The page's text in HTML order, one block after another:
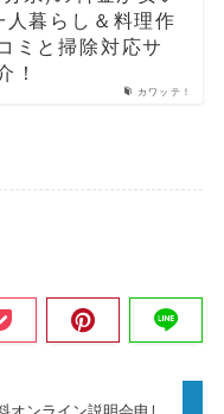
カワッテ！
暮らし＆料理作
ミと掃除対応サ
！